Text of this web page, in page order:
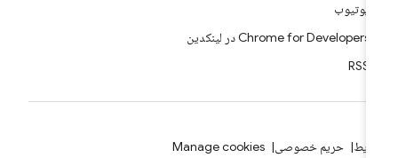
یوتیوب
Chrome for Developers در لینکدین
حریم خصوصی Manage cookies